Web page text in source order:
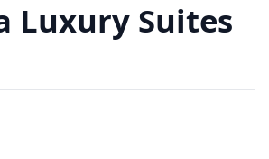
Luxury Suites